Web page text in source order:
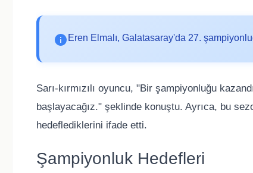
Eren Elmalı, Galatasaray'da 27.
Sarı-kırmızılı oyuncu, "Bir şampiyonluğu
başlayacağız." şeklinde konuştu. Ayrıca, bu
hedeflediklerini ifade etti.
Şampiyonluk Hedefleri